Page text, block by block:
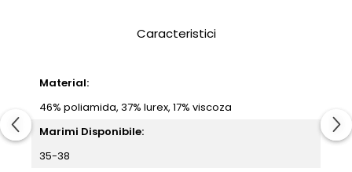
Caracteristici
Material:
46% poliamida, 37% lurex, 17% viscoza
Marimi Disponibile:
35-38